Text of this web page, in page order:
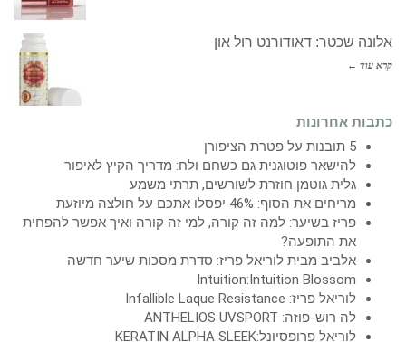
שכטר: דאודורנט רול און
←
אחרונות
להישאר פוטוגנית גם כשחם ולח: מדריך הקיץ לאיפור
גלית גוטמן חוזרת לשורשים, תרתי משמע
מריחים את הסוף: 46% יפסלו אתכם על חולצה מיוזעת
פריז בשיער: למה זה קורה, למי זה קורה ואיך אפשר להפחית
את התופעה?
אלביב מבית לוריאל פריז: סדרת מסכות שיער חדשה
Intuition:Intuition Blossom
לוריאל פריז: Infallible Laque Resistance
לה רוש-פוזה: ANTHELIOS UVSPORT
לוריאל פרופסיונל:KERATIN ALPHA SLEEK